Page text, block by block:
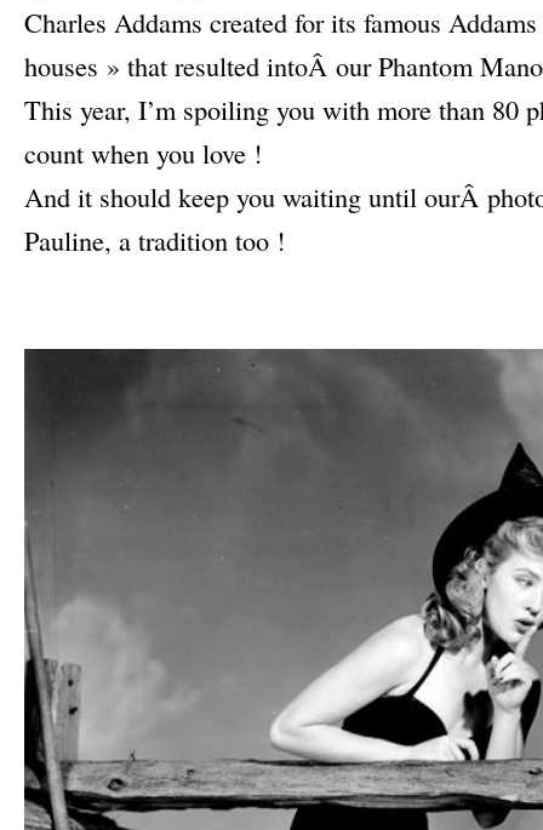
Charles Addams created for its famous
houses » that resulted intoÂ our Phantom
This year, I’m spoiling you with more than 80
count when you love !
And it should keep you waiting until ourÂ
Pauline, a tradition too !